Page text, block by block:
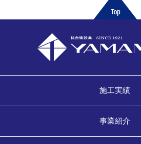
施工実績
事業紹介